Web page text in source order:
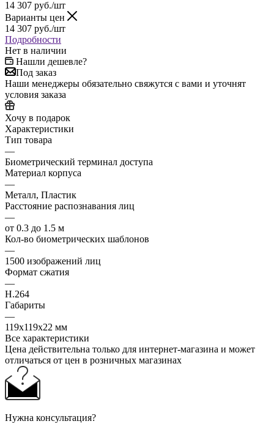
14 307 руб./шт
Варианты цен
14 307 руб./шт
Подробности
Нет в наличии
Нашли дешевле?
Под заказ
Наши менеджеры обязательно свяжутся с вами и уточнят
условия заказа
Хочу в подарок
Характеристики
Тип товара
—
Биометрический терминал доступа
Материал корпуса
—
Металл, Пластик
Расстояние распознавания лиц
—
от 0.3 до 1.5 м
Кол-во биометрических шаблонов
—
1500 изображений лиц
Формат сжатия
—
H.264
Габариты
—
119х119х22 мм
Все характеристики
Цена действительна только для интернет-магазина и может
отличаться от цен в розничных магазинах
Нужна консультация?